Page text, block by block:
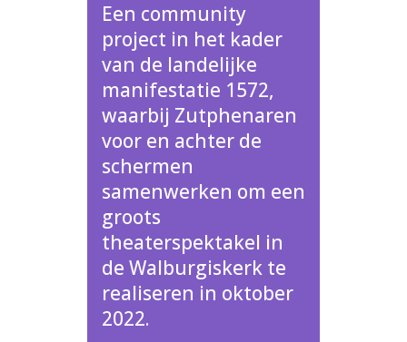
Een community
project in het kader
van de landelijke
manifestatie 1572,
waarbij Zutphenaren
voor en achter de
schermen
samenwerken om een
groots
theaterspektakel in
de Walburgiskerk te
realiseren in oktober
2022.